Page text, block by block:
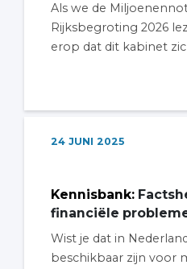
Als we de
Rijksbegroting 2026
erop dat dit kabinet
24 JUNI 2025
Kennisbank:
financiële
Wist je dat in
beschikbaar zijn voor